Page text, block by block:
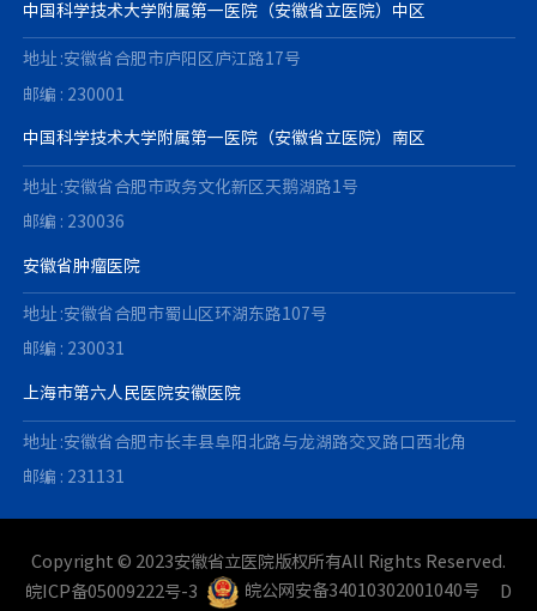
中国科学技术大学附属第一医院（安徽省立医院）中区
地址 :安徽省合肥市庐阳区庐江路17号
邮编 : 230001
中国科学技术大学附属第一医院（安徽省立医院）南区
地址 :安徽省合肥市政务文化新区天鹅湖路1号
邮编 : 230036
安徽省肿瘤医院
地址 :安徽省合肥市蜀山区环湖东路107号
邮编 : 230031
上海市第六人民医院安徽医院
地址 :安徽省合肥市长丰县阜阳北路与龙湖路交叉路口西北角
邮编 : 231131
Copyright © 2023安徽省立医院版权所有All Rights Reserved.
皖ICP备05009222号-3
皖公网安备34010302001040号 D